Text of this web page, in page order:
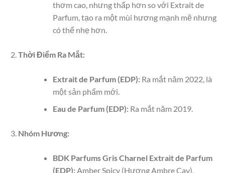
thơm cao, nhưng thấp hơn so với Extrait de
Parfum, tạo ra một mùi hương mạnh mẽ nhưng
có thể nhẹ hơn.
Thời Điểm Ra Mắt:
Extrait de Parfum (EDP):Ra mắt năm 2022, là
một sản phẩm mới.
Eau de Parfum (EDP):Ra mắt năm 2019.
Nhóm Hương:
BDK Parfums Gris Charnel Extrait de Parfum
(EDP):Amber Spicy (Hương Ambre Cay).